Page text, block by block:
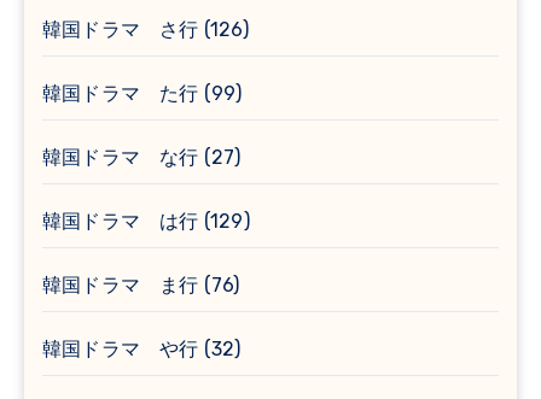
韓国ドラマ さ行 (126)
韓国ドラマ た行 (99)
韓国ドラマ な行 (27)
韓国ドラマ は行 (129)
韓国ドラマ ま行 (76)
韓国ドラマ や行 (32)